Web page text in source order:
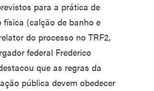
para a prática de
física (calção de banho e
do processo no TRF2,
federal Frederico
que as regras da
pública devem obedecer